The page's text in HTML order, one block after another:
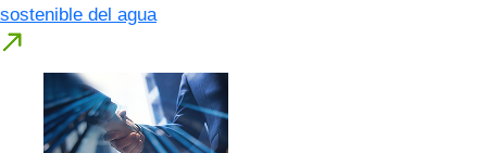
sostenible del agua